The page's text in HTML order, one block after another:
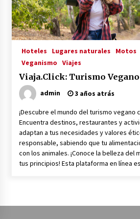
La Primera Maquina
Vegetal
3 años atrás
Empresas Veganas: Las
el Mundo Empresarial
3 años atrás
Viajar en moto por
3 años atrás
Hoteles Lugares naturales Motos
Veganismo
Viajes
Viaja.Click: Turismo Vegano
admin 3 años atrás
¡Descubre el mundo del turismo vegano
Encuentra destinos, restaurantes y
adaptan a tus necesidades y valores
responsable, sabiendo que tu
con los animales. ¡Conoce la belleza del
tus principios! Esta plataforma en línea